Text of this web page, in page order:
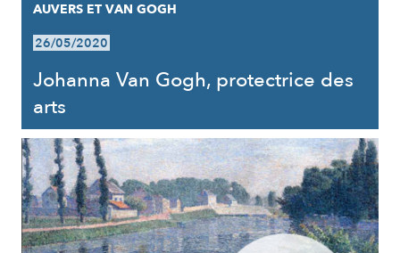
AUVERS ET VAN GOGH
26/05/2020
Johanna Van Gogh, protectrice des
arts